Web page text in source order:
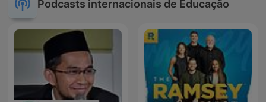
Podcasts internacionais de Educação